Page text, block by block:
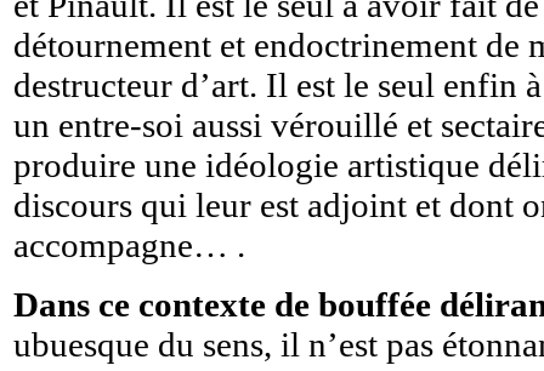
détournement et endoctrinement de
destructeur d’art. Il est le seul enfin
un entre-soi aussi vérouillé et
produire une idéologie artistique
discours qui leur est adjoint et dont
accompagne… .
Dans ce contexte de bouffée
ubuesque du sens, il n’est pas